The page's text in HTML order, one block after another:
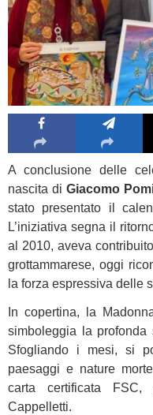
A conclusione delle
nascita di Giacomo
stato presentato il
L’iniziativa segna il
al 2010, aveva
grottammarese, oggi
la forza espressiva delle
In copertina, la
simboleggia la
Sfogliando i mesi, si
paesaggi e nature
carta certificata
Cappelletti.